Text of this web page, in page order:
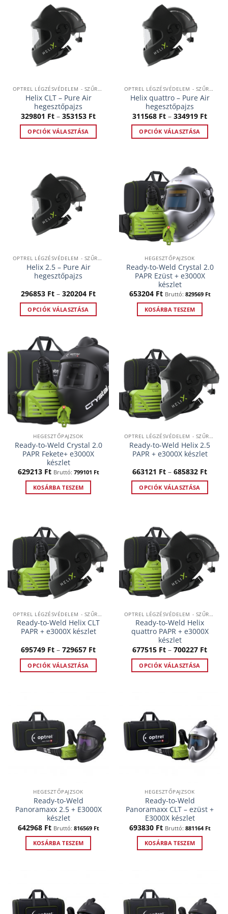
OPTREL LÉGZÉSVÉDELEM - SZŰRTLEVEGŐS RENDSZEREK
Helix CLT – Pure Air
hegesztőpajzs
329801 Ft – 353153 FtÁrtartomány:
329801 Ft
-
OPCIÓK VÁLASZTÁSA
több
variációja
van.
változatok
a
ki
OPTREL LÉGZÉSVÉDELEM - SZŰRTLEVEGŐS RENDSZEREK
Helix quattro – Pure Air
hegesztőpajzs
311568 Ft – 334919 Ft
-
OPCIÓK VÁLASZTÁSA
terméknek
több
variációja
van.
A
változatok
a
termékoldalon
ki
OPTREL LÉGZÉSVÉDELEM - SZŰRTLEVEGŐS RENDSZEREK
Helix 2.5 – Pure Air
hegesztőpajzs
296853 Ft – 320204 FtÁrtartomány:
-
320204 Ft
OPCIÓK VÁLASZTÁSA
terméknek
több
variációja
van.
A
változatok
a
termékoldalon
választhatók
ki
HEGESZTŐPAJZSOK
Ready-to-Weld Crystal 2.0
PAPR Ezüst + e3000X
készlet
653204 Ft Bruttó: 829569 Ft
KOSÁRBA TESZEM
HEGESZTŐPAJZSOK
Ready-to-Weld Crystal 2.0
PAPR Fekete+ e3000X
készlet
629213 Ft Bruttó: 799101 Ft
KOSÁRBA TESZEM
OPTREL LÉGZÉSVÉDELEM - SZŰRTLEVEGŐS RENDSZEREK
Ready-to-Weld Helix 2.5
PAPR + e3000X készlet
663121 Ft – 685832 Ft
-
OPCIÓK VÁLASZTÁSA
több
variációja
változatok
a
termékoldalon
ki
OPTREL LÉGZÉSVÉDELEM - SZŰRTLEVEGŐS RENDSZEREK
Ready-to-Weld Helix CLT
PAPR + e3000X készlet
695749 Ft – 729657 FtÁrtartomány:
695749 Ft
-
OPCIÓK VÁLASZTÁSA
variációja
van.
változatok
ki
OPTREL LÉGZÉSVÉDELEM - SZŰRTLEVEGŐS RENDSZEREK
Ready-to-Weld Helix
quattro PAPR + e3000X
készlet
677515 Ft – 700227 Ft
-
OPCIÓK VÁLASZTÁSA
variációja
van.
változatok
ki
HEGESZTŐPAJZSOK
Ready-to-Weld
Panoramaxx 2.5 + E3000X
készlet
642968 Ft Bruttó: 816569 Ft
KOSÁRBA TESZEM
HEGESZTŐPAJZSOK
Ready-to-Weld
Panoramaxx CLT – ezüst +
E3000X készlet
693830 Ft Bruttó: 881164 Ft
KOSÁRBA TESZEM